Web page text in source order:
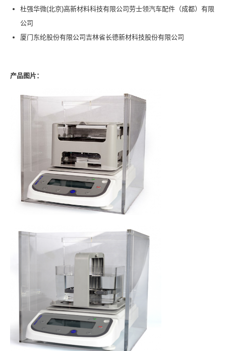
杜强华微(北京)高新材料科技有限公司劳士领汽车配件（成都）有限
公司
厦门东纶股份有限公司吉林省长德新材科技股份有限公司
产品图片：